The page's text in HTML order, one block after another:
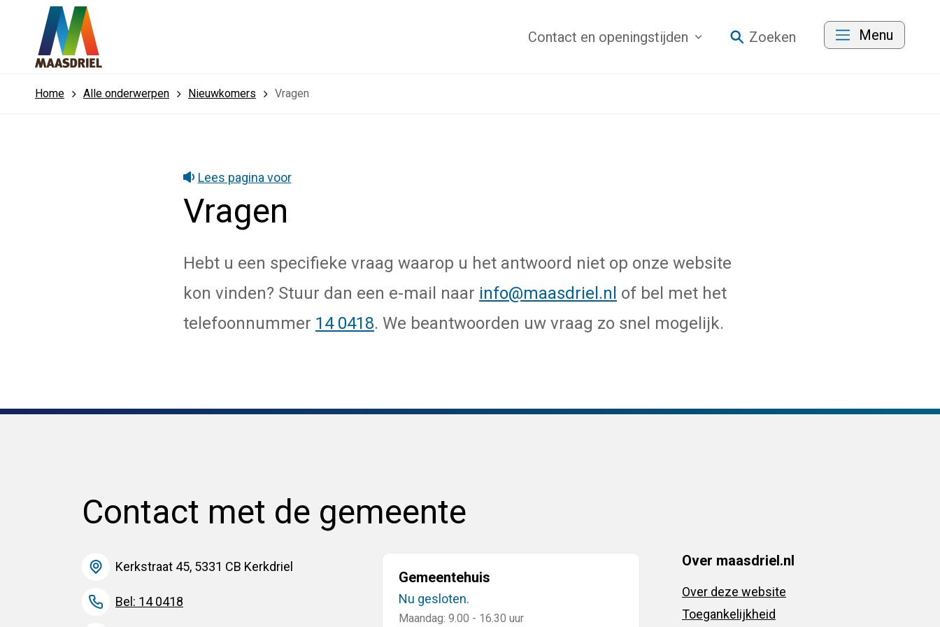
Contact en openingstijden Zoeken Menu
Home Alle onderwerpen Nieuwkomers Vragen
Lees pagina voor
Vragen
Hebt u een specifieke vraag waarop u het antwoord niet op onze website
kon vinden? Stuur dan een e-mail naar info@maasdriel.nl of bel met het
telefoonnummer 14 0418. We beantwoorden uw vraag zo snel mogelijk.
Contact met de gemeente
Kerkstraat 45, 5331 CB Kerkdriel
Bel: 14 0418
Gemeentehuis
Nu gesloten.
Maandag: 9.00 - 16.30 uur
Over maasdriel.nl
Over deze website
Toegankelijkheid